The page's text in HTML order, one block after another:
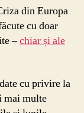
din Europa
cu doar
–chiar și ale
cu privire la
mai multe